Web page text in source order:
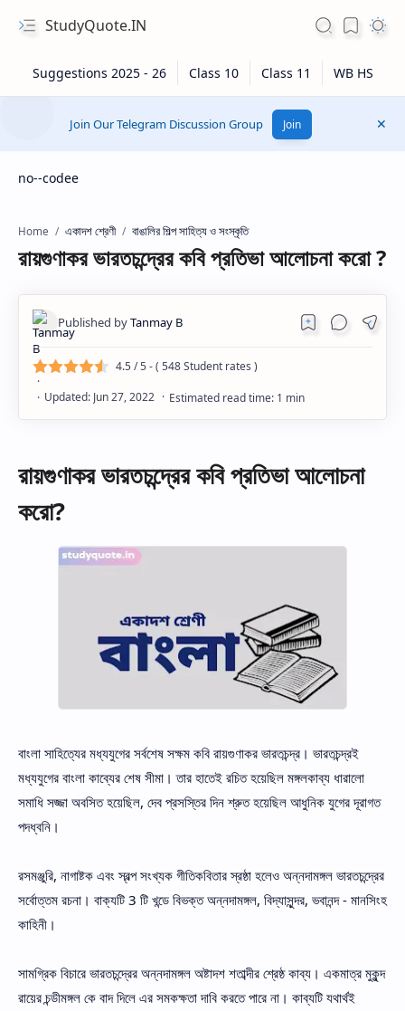
StudyQuote.IN
Join Our Telegram Discussion Group Join
no--codee
Home একাদশ শ্রেণী বাঙালির শিল্প সাহিত্য ও সংস্কৃতি
রায়গুণাকর ভারতচন্দ্রের কবি প্রতিভা আলোচনা করো ?
4.5/ 5 - ( 548Student rates )
রায়গুণাকর ভারতচন্দ্রের কবি প্রতিভা আলোচনা
করো?
বাংলা সাহিত্যের মধ্যযুগের সর্বশেষ সক্ষম কবি রায়গুণাকর ভারতচন্দ্র। ভারতচন্দ্রই
মধ্যযুগের বাংলা কাব্যের শেষ সীমা। তার হাতেই রচিত হয়েছিল মঙ্গলকাব্য ধারালো
সমাধি সজ্জা অবসিত হয়েছিল, দেব প্রসস্তির দিন শ্রুত হয়েছিল আধুনিক যুগের দূরাগত
পদধ্বনি।
রসমঞ্জুরি, নাগাষ্টক এবং স্বল্প সংখ্যক গীতিকবিতার স্রষ্ঠা হলেও অন্নদামঙ্গল ভারতচন্দ্রের
সর্বোত্তম রচনা। বাক্যটি 3 টি খন্ডে বিভক্ত অন্নদামঙ্গল, বিদ্যাসুন্দর, ভবানন্দ - মানসিংহ
কাহিনী।
সামগ্রিক বিচারে ভারতচন্দ্রের অন্নদামঙ্গল অষ্টাদশ শতাব্দীর শ্রেষ্ঠ কাব্য। একমাত্র মুকুন্দ
রায়ের চন্ডীমঙ্গল কে বাদ দিলে এর সমকক্ষতা দাবি করতে পারে না। কাব্যটি যথার্থই